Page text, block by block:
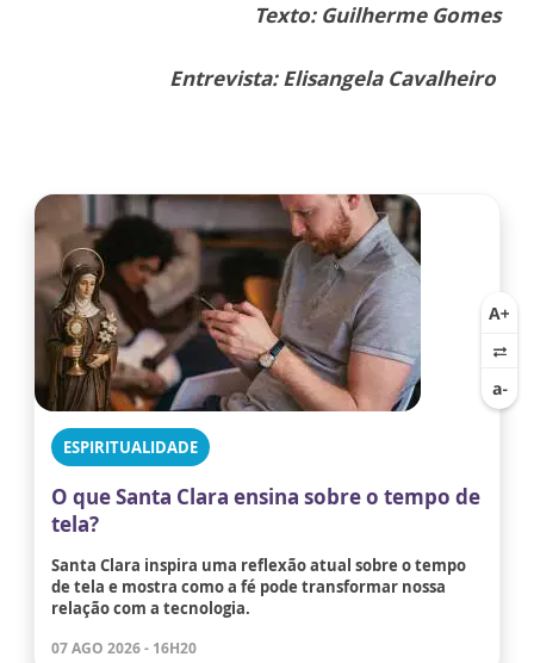
Texto: Guilherme Gomes
Entrevista: Elisangela Cavalheiro
ESPIRITUALIDADE
O que Santa Clara ensina sobre o tempo de
tela?
Santa Clara inspira uma reflexão atual sobre o tempo
de tela e mostra como a fé pode transformar nossa
relação com a tecnologia.
07 AGO 2026 - 16H20